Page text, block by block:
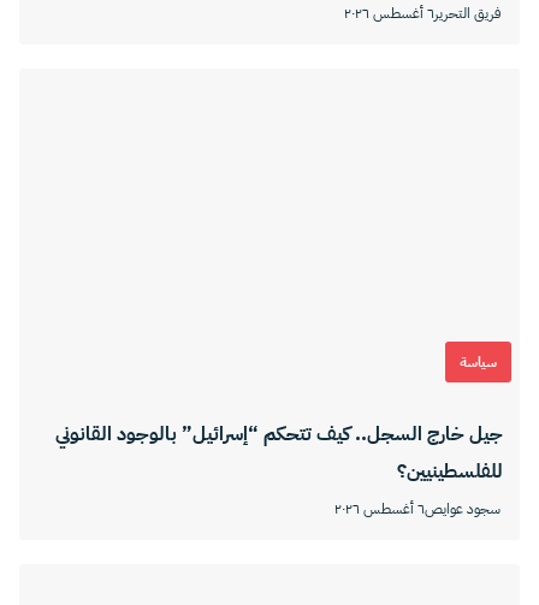
فريق التحرير٦ أغسطس ٢٠٢٦
سياسة
جيل خارج السجل.. كيف تتحكم “إسرائيل” بالوجود القانوني
للفلسطينيين؟
سجود عوايص٦ أغسطس ٢٠٢٦